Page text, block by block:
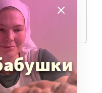
РЕФОРМА ПНИ ,